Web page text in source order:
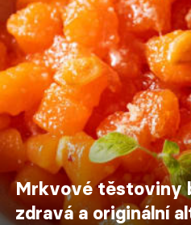
Mrkvové těstoviny
zdravá a originální